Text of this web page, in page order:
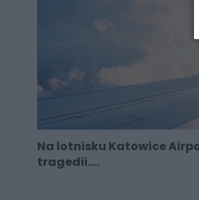
Na lotnisku Katowice
tragedii....